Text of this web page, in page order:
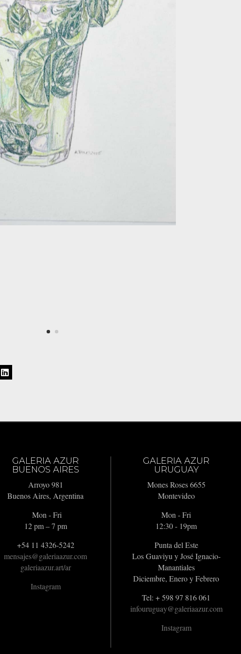

GALERIA AZUR
BUENOS AIRES
Arroyo 981
Buenos Aires, Argentina
Mon - Fri
12 pm – 7 pm
+54 11 4326-5242
mensajes@galeriaazur.com
galeriaazur.art/ar
Instagram
GALERIA AZUR
URUGUAY
Mones Roses 6655
Montevideo
Mon - Fri
12:30 - 19pm
Punta del Este
Los Guaviyu y José Ignacio-
Manantiales
Diciembre, Enero y Febrero
Tel: + 598 97 816 061
infouruguay@galeriaazur.com
Instagram